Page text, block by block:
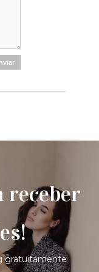
receber
gratuitamente